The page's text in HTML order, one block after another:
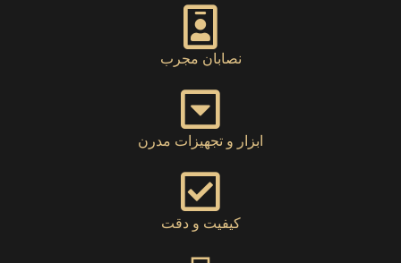
نصابان مجرب
ابزار و تجهیزات مدرن
کیفیت و دقت